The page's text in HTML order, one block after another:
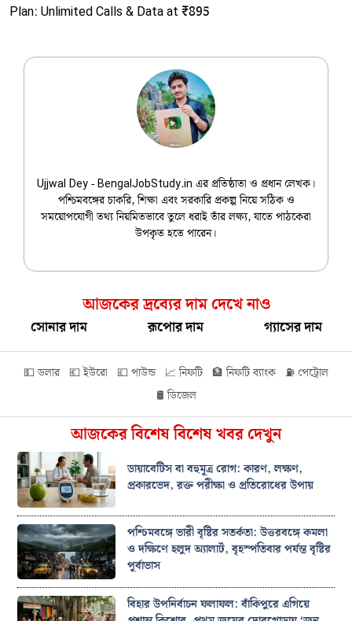
Plan: Unlimited Calls & Data at ₹895
Ujjwal Dey - BengalJobStudy.in এর প্রতিষ্ঠাতা ও প্রধান লেখক।
পশ্চিমবঙ্গের চাকরি, শিক্ষা এবং সরকারি প্রকল্প নিয়ে সঠিক ও
সময়োপযোগী তথ্য নিয়মিতভাবে তুলে ধরাই তাঁর লক্ষ্য, যাতে পাঠকেরা
উপকৃত হতে পারেন।
আজকের দ্রব্যের দাম দেখে নাও
সোনার দাম রূপোর দাম গ্যাসের দাম
💵 ডলার 💶 ইউরো 💷 পাউন্ড 📈 নিফটি 🏦 নিফটি ব্যাংক ⛽ পেট্রোল
🛢️ ডিজেল
আজকের বিশেষ বিশেষ খবর দেখুন
ডায়াবেটিস বা বহুমূত্র রোগ: কারণ, লক্ষণ,
প্রকারভেদ, রক্ত পরীক্ষা ও প্রতিরোধের উপায়
পশ্চিমবঙ্গে ভারী বৃষ্টির সতর্কতা: উত্তরবঙ্গে কমলা
ও দক্ষিণে হলুদ অ্যালার্ট, বৃহস্পতিবার পর্যন্ত বৃষ্টির
পূর্বাভাস
বিহার উপনির্বাচন ফলাফল: বাঁকিপুরে এগিয়ে